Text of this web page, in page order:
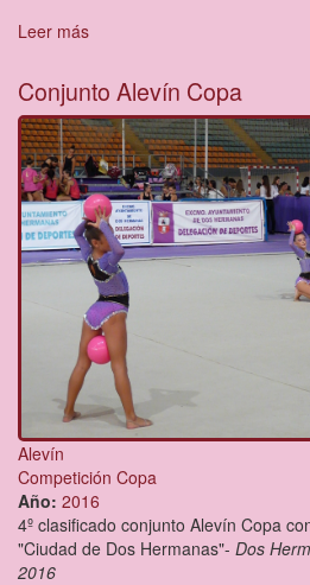
Leer más
Alevín
Copa(2)
2017
Conjunto Alevín Copa
Alevín
Competición Copa
Año: 2016
4º clasificado conjunto Alevín Copa
"Ciudad de Dos Hermanas"- Dos
2016